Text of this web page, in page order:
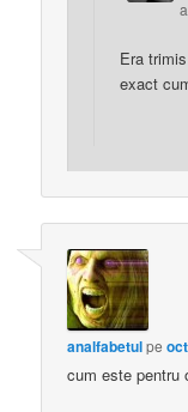
Era
exact
analfabetulpe
cum este pentru